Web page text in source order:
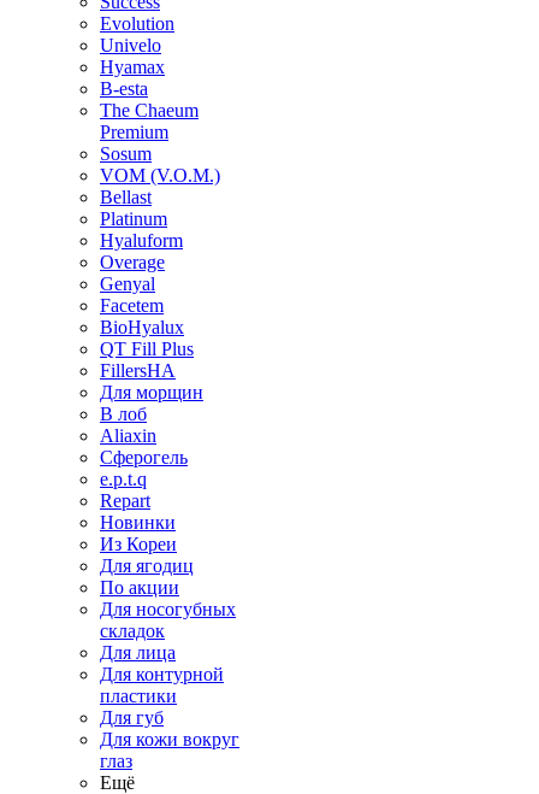
Evolution
Univelo
Hyamax
B-esta
The Chaeum
Premium
Sosum
VOM (V.O.M.)
Bellast
Platinum
Hyaluform
Overage
Genyal
Facetem
BioHyalux
QT Fill Plus
FillersHA
Для морщин
В лоб
Aliaxin
Сферогель
e.p.t.q
Repart
Новинки
Из Кореи
Для ягодиц
По акции
Для носогубных
складок
Для лица
Для контурной
пластики
Для губ
Для кожи вокруг
глаз
Ещё